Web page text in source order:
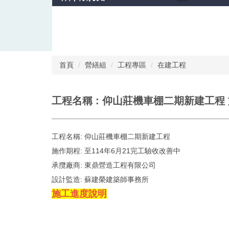
首頁 營繕組 工程專區 在建工程
工程名稱 : 仰山莊機車棚二期新建工程
工程名稱: 仰山莊機車棚二期新建工程
施作期程: 至114年6月21完工驗收改善中
承攬廠商: 東鼎營造工程有限公司
設計監造: 蘇建榮建築師事務所
施工進度說明